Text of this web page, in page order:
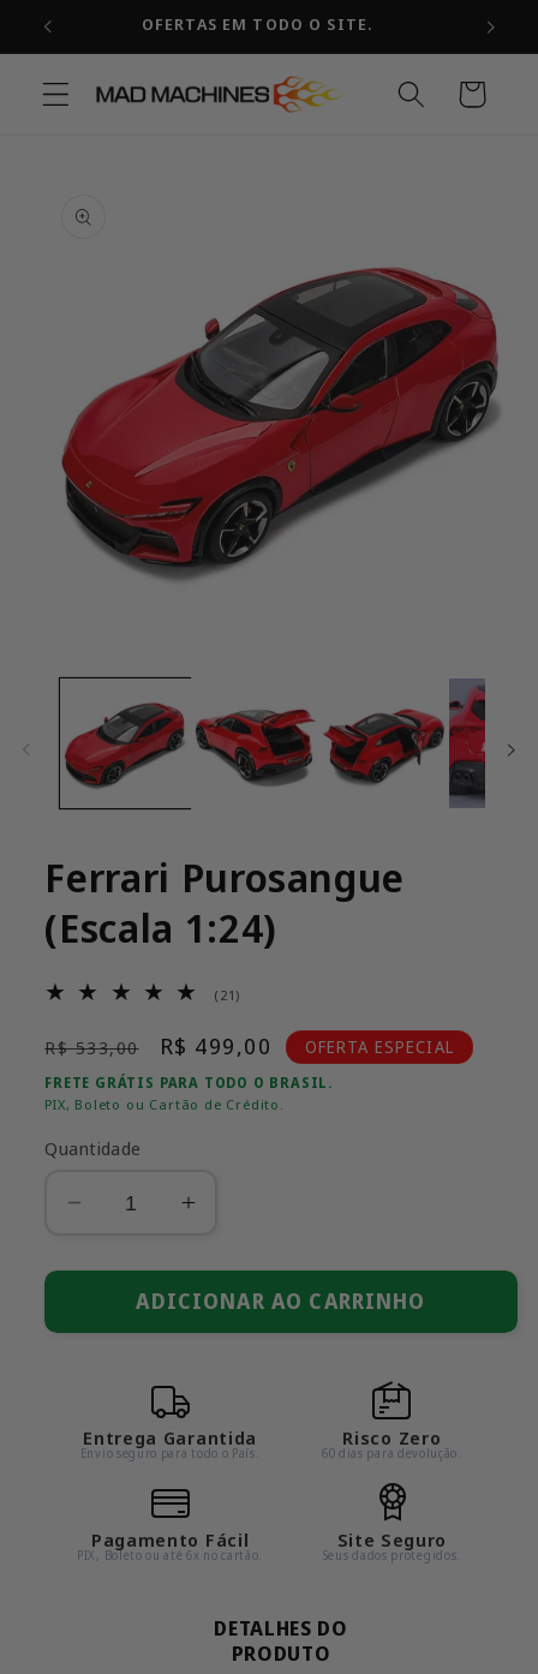
para o
conteúdo
OFERTAS EM TODO O SITE.
Carrinho
informações
mídia
janela
modal
Ferrari Purosangue
(Escala 1:24)
(21)
de
avaliações
Preço
normal
R$ 533,00
Preço
promocional
R$ 499,00 OFERTA ESPECIAL
FRETE GRÁTIS PARA TODO O BRASIL.
PIX, Boleto ou Cartão de Crédito.
Quantidade
Diminuir
quantidade
Ferrari
(Escala
Aumentar
quantidade
de
Ferrari
1:24)
ADICIONAR AO CARRINHO
Entrega Garantida
Envio seguro para todo o País.
Risco Zero
60 dias para devolução.
Pagamento Fácil
PIX, Boleto ou até 6x no cartão.
Site Seguro
Seus dados protegidos.
DETALHES DO
PRODUTO